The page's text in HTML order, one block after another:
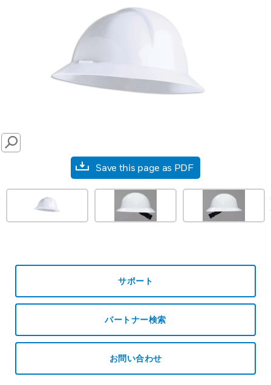
SEARCH
Save this page as PDF
サポート
パートナー検索
お問い合わせ